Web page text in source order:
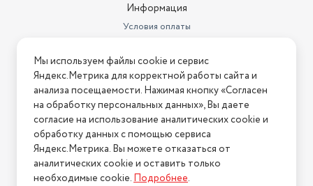
Информация
Условия оплаты
Условия возврата
Нашли ошибку на сайте? Напишите нам
2026 © Интернет-магазин "АстМаркет". У нас есть всё!
Политика конфиденциальности
Мы используем файлы cookie и сервис
Яндекс.Метрика для корректной работы сайта и
анализа посещаемости. Нажимая кнопку «Согласен
на обработку персональных данных», Вы даете
согласие на использование аналитических cookie и
обработку данных с помощью сервиса
Яндекс.Метрика. Вы можете отказаться от
аналитических cookie и оставить только
необходимые cookie.Подробнее.